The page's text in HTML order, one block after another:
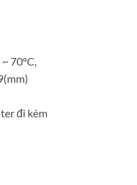
70ºC,
đi kèm